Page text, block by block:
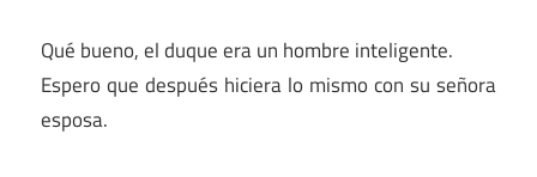
Qué bueno, el duque era un hombre inteligente.
Espero que después hiciera lo mismo con su señora
esposa.